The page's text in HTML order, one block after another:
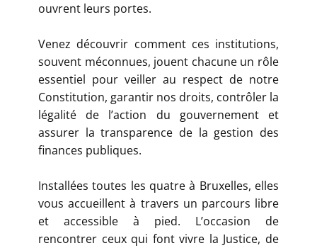
ouvrent leurs portes.
Venez découvrir comment ces institutions,
souvent méconnues, jouent chacune un rôle
essentiel pour veiller au respect de notre
Constitution, garantir nos droits, contrôler la
légalité de l’action du gouvernement et
assurer la transparence de la gestion des
finances publiques.
Installées toutes les quatre à Bruxelles, elles
vous accueillent à travers un parcours libre
et accessible à pied. L’occasion de
rencontrer ceux qui font vivre la Justice, de